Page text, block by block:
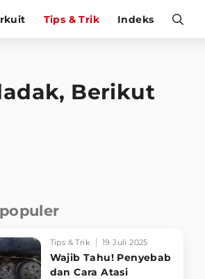
Tips & Trik Indeks
Berikut
Tips & Trik 19 Juli 2025
Wajib Tahu! Penyebab
dan Cara Atasi